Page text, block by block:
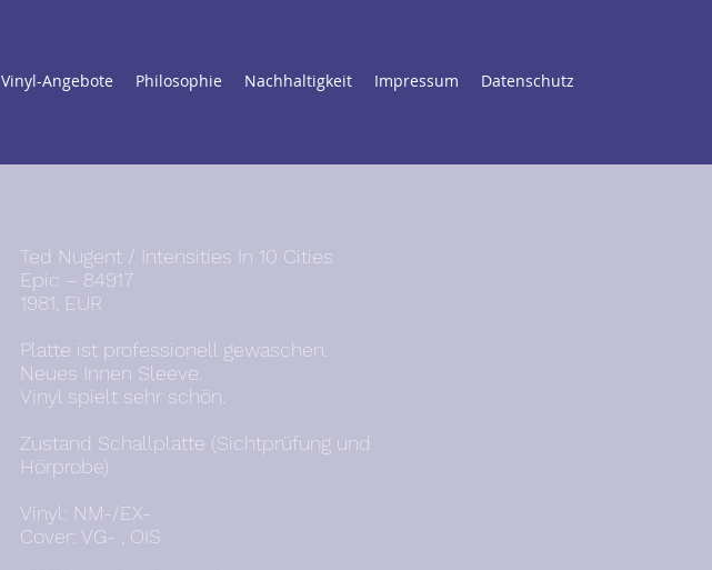
Vinyl-Angebote Philosophie Nachhaltigkeit Impressum Datenschutz
Ted Nugent / Intensities In 10 Cities
Epic – 84917
1981, EUR
Platte ist professionell gewaschen.
Neues Innen Sleeve.
Vinyl spielt sehr schön.
Zustand Schallplatte (Sichtprüfung und
Hörprobe)
Vinyl: NM-/EX-
Cover: VG- , OIS